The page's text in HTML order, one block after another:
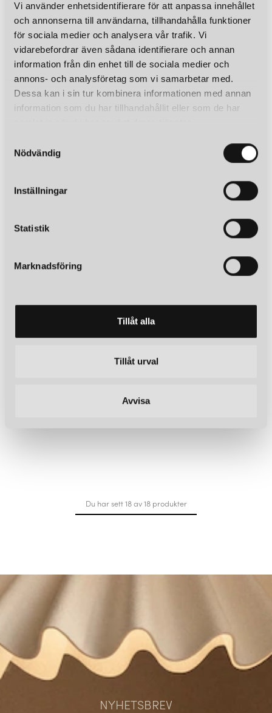
Vi använder enhetsidentifierare för att anpassa innehållet
och annonserna till användarna, tillhandahålla funktioner
för sociala medier och analysera vår trafik. Vi
vidarebefordrar även sådana identifierare och annan
information från din enhet till de sociala medier och
annons- och analysföretag som vi samarbetar med.
Dessa kan i sin tur kombinera informationen med annan
information som du har tillhandahållit eller som de har
Nödvändig
Inställningar
Statistik
Marknadsföring
Tillåt alla
Tillåt urval
Avvisa
Du har sett 18 av 18 produkter
NYHETSBREV